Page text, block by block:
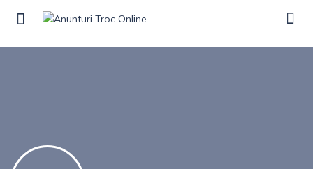
Show Sidebar